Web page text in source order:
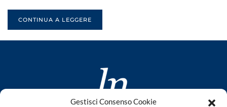
Gestisci Consenso Cookie
CONTINUA A LEGGERE